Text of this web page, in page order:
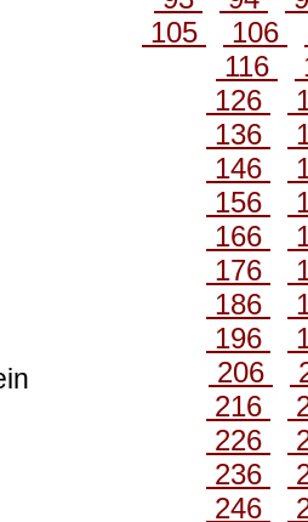
105
106
116
126
136
146
156
166
176
186
196
206
216
226
236
246